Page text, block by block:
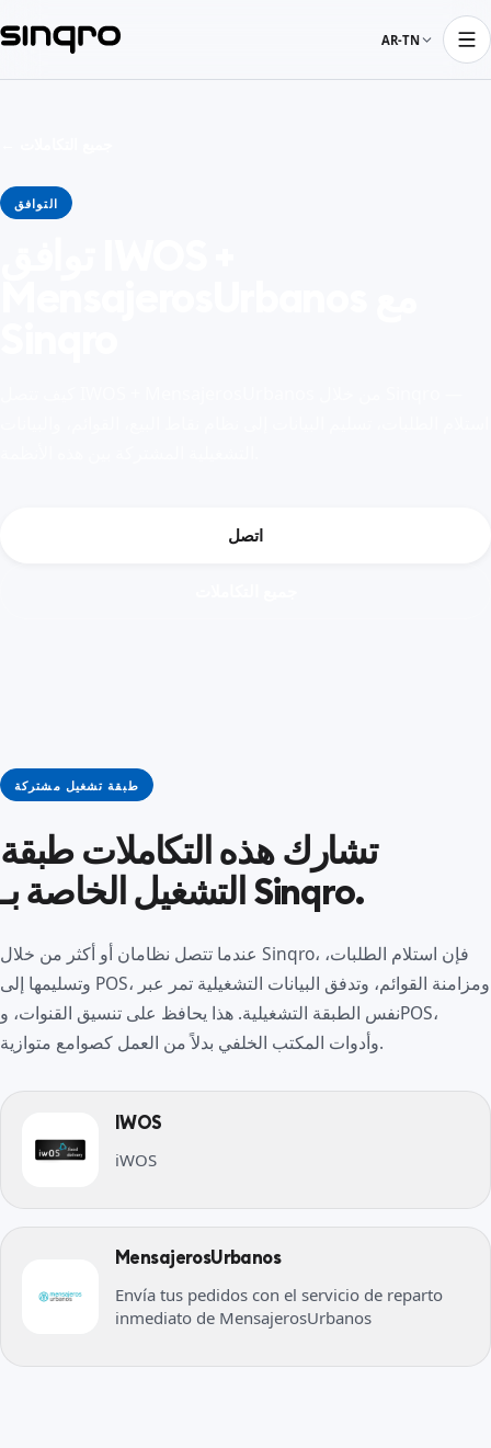
AR-TN
التوافق
اتصل
طبقة تشغيل مشتركة
تشارك هذه التكاملات طبقة
التشغيل الخاصة بـ Sinqro.
عندما تتصل نظامان أو أكثر من خلال Sinqro، فإن استلام الطلبات،
وتسليمها إلى POS، ومزامنة القوائم، وتدفق البيانات التشغيلية تمر عبر
نفس الطبقة التشغيلية. هذا يحافظ على تنسيق القنوات، وPOS،
وأدوات المكتب الخلفي بدلاً من العمل كصوامع متوازية.
IWOS
iWOS
MensajerosUrbanos
Envía tus pedidos con el servicio de reparto
inmediato de MensajerosUrbanos